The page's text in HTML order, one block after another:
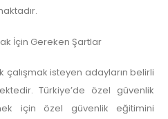
İçin Gereken Şartlar
isteyen adayların belirli
Türkiye’de özel güvenlik
için özel güvenlik eğitimini